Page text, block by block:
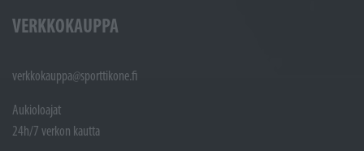
VERKKOKAUPPA
verkkokauppa@sporttikone.fi
Aukioloajat
24h/7 verkon kautta